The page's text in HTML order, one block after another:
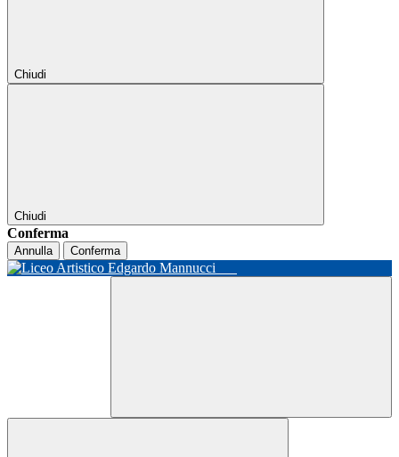
Chiudi
Chiudi
Conferma
Annulla Conferma